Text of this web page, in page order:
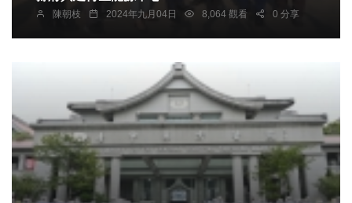
陳朝枝 2024年九月04日 8,064 觀看 0 分享